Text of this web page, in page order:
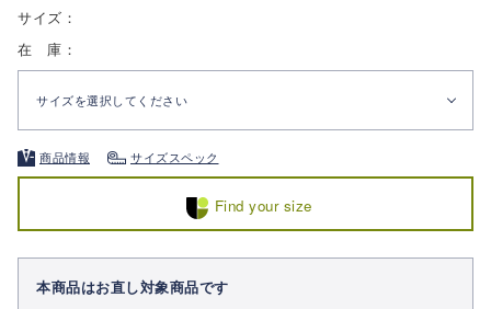
サイズ：
在 庫：
サイズを選択してください
商品情報 サイズスペック
Find your size
本商品はお直し対象商品です